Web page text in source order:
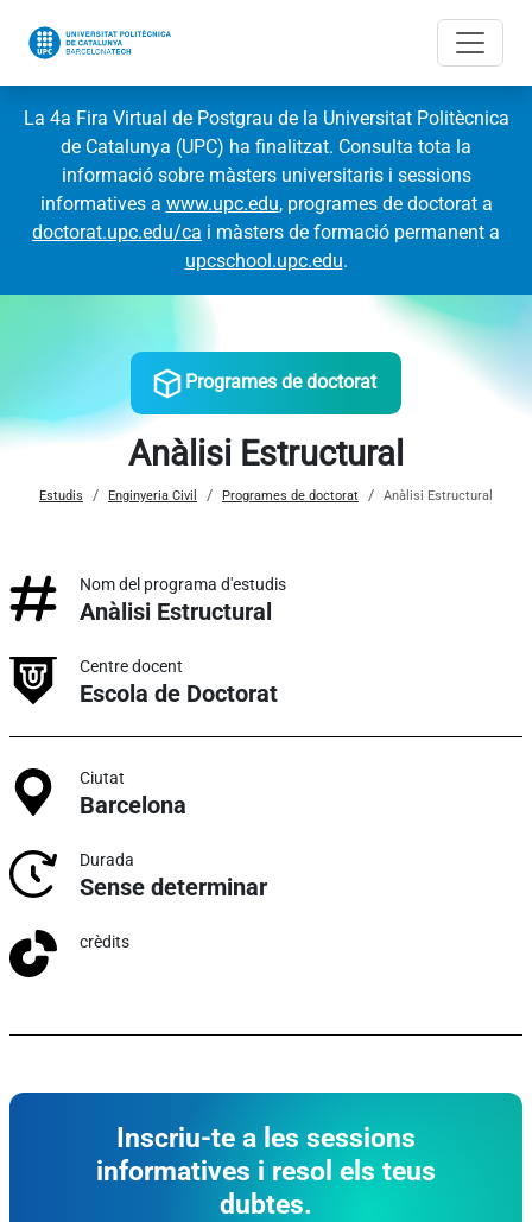
La 4a Fira Virtual de Postgrau de la Universitat Politècnica
de Catalunya (UPC) ha finalitzat. Consulta tota la
informació sobre màsters universitaris i sessions
informatives a www.upc.edu, programes de doctorat a
doctorat.upc.edu/ca i màsters de formació permanent a
upcschool.upc.edu.
Programes de doctorat
Anàlisi Estructural
Estudis Enginyeria Civil Programes de doctorat Anàlisi Estructural
Nom del programa d'estudis
Anàlisi Estructural
Centre docent
Escola de Doctorat
Ciutat
Barcelona
Durada
Sense determinar
crèdits
Inscriu-te a les sessions
informatives i resol els teus
dubtes.